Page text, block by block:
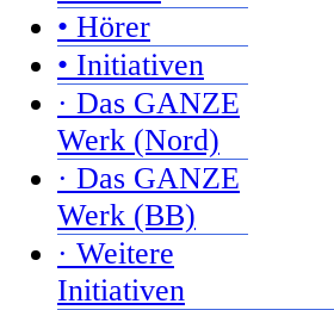
• Hörer
• Initiativen
· Das GANZE
Werk (Nord)
· Das GANZE
Werk (BB)
· Weitere
Initiativen